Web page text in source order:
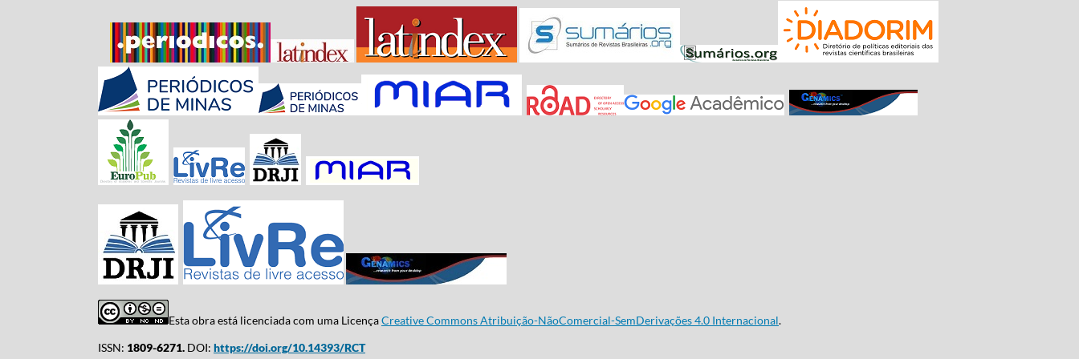
Esta obra está licenciada com uma LicençaCreative Commons Atribuição-NãoComercial-SemDerivações 4.0 Internacional.
ISSN: 1809-6271. DOI: https://doi.org/10.14393/RCT